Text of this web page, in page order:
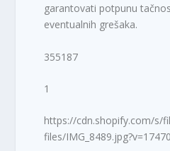
garantovati potpunu
eventualnih grešaka.
355187
1
https://cdn.shopify.com/s/
files/